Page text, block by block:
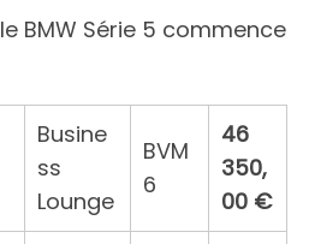
BMW Série 5 commence
Busine
ss
Lounge
BVM
6
46
350,
00 €